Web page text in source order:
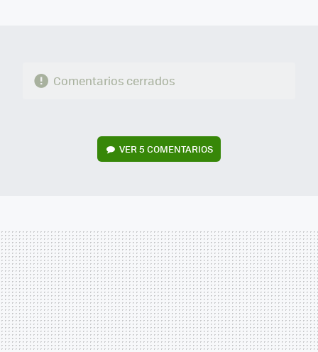
Comentarios cerrados
VER5 COMENTARIOS